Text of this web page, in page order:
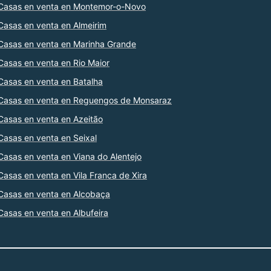
en venta en Montemor-o-Novo
en venta en Almeirim
en venta en Marinha Grande
en venta en Rio Maior
en venta en Batalha
en venta en Reguengos de Monsaraz
en venta en Azeitão
en venta en Seixal
en venta en Viana do Alentejo
en venta en Vila Franca de Xira
en venta en Alcobaça
en venta en Albufeira